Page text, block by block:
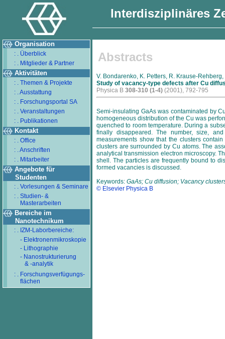
Interdisziplinäres
Organisation
: . Überblick
: . Mitglieder & Partner
Aktivitäten
: . Themen & Projekte
: . Ausstattung
: . Forschungsportal SA
: . Veranstaltungen
: . Publikationen
Kontakt
: . Office
: . Anschriften
: . Mitarbeiter
Angebote für
Studenten
: . Vorlesungen & Seminare
: . Studien- &
Masterarbeiten
Bereiche im
Nanotechnikum
: . IZM-Laborbereiche:
- Elektronenmikroskopie
- Lithographie
- Nanostrukturierung
& -analytik
: . Forschungsverfügungs-
flächen
Abstracts
V. Bondarenko, K. Petters, R. Krause-
Study of vacancy-type defects after Cu
Physica B 308-310 (1-4) (2001), 792-795
Semi-insulating GaAs was contaminated by
homogeneous distribution of the Cu was
quenched to room temperature. During a
finally disappeared. The number, size,
measurements show that the clusters
clusters are surrounded by Cu atoms. The
analytical transmission electron microscopy.
shell. The particles are frequently bound to
formed vacancies is discussed.
Keywords: GaAs; Cu diffusion; Vacancy
© Elsevier Physica B